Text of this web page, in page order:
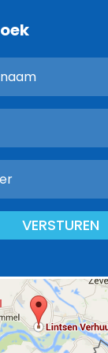
VERSTUREN